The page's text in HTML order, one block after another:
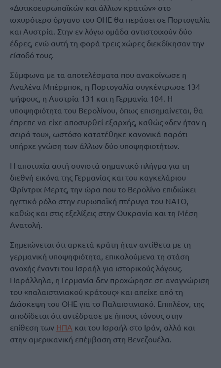
«Δυτικοευρωπαϊκών και άλλων κρατών» στο
ισχυρότερο όργανο του ΟΗΕ θα περάσει σε Πορτογαλία
και Αυστρία. Στην εν λόγω ομάδα αντιστοιχούν δύο
έδρες, ενώ αυτή τη φορά τρεις χώρες διεκδίκησαν την
είσοδό τους.
Σύμφωνα με τα αποτελέσματα που ανακοίνωσε η
Αναλένα Μπέρμποκ, η Πορτογαλία συγκέντρωσε 134
ψήφους, η Αυστρία 131 και η Γερμανία 104. Η
υποψηφιότητα του Βερολίνου, όπως επισημαίνεται, θα
έπρεπε να είχε αποσυρθεί εξαρχής, καθώς «δεν ήταν η
σειρά του», ωστόσο κατατέθηκε κανονικά παρότι
υπήρχε γνώση των άλλων δύο υποψηφιοτήτων.
Η αποτυχία αυτή συνιστά σημαντικό πλήγμα για τη
διεθνή εικόνα της Γερμανίας και του καγκελάριου
Φρίντριχ Μερτς, την ώρα που το Βερολίνο επιδιώκει
ηγετικό ρόλο στην ευρωπαϊκή πτέρυγα του ΝΑΤΟ,
καθώς και στις εξελίξεις στην Ουκρανία και τη Μέση
Ανατολή.
Σημειώνεται ότι αρκετά κράτη ήταν αντίθετα με τη
γερμανική υποψηφιότητα, επικαλούμενα τη στάση
ανοχής έναντι του Ισραήλ για ιστορικούς λόγους.
Παράλληλα, η Γερμανία δεν προχώρησε σε αναγνώριση
του «παλαιστινιακού κράτους» και απείχε από τη
Διάσκεψη του ΟΗΕ για το Παλαιστινιακό. Επιπλέον, της
αποδίδεται ότι αντέδρασε με ήπιους τόνους στην
επίθεση των ΗΠΑ και του Ισραήλ στο Ιράν, αλλά και
στην αμερικανική επέμβαση στη Βενεζουέλα.